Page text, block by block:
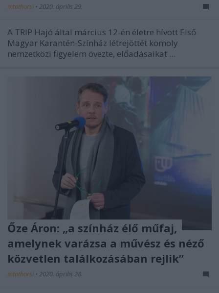
mtothorsi • 2020. április 29.
A TRIP Hajó által március 12-én életre hívott Első
Magyar Karantén-Színház létrejöttét komoly
nemzetközi figyelem övezte, előadásaikat ...
Őze Áron: „a színház élő műfaj,
amelynek varázsa a művész és néző
közvetlen találkozásában rejlik”
mtothorsi • 2020. április 28.